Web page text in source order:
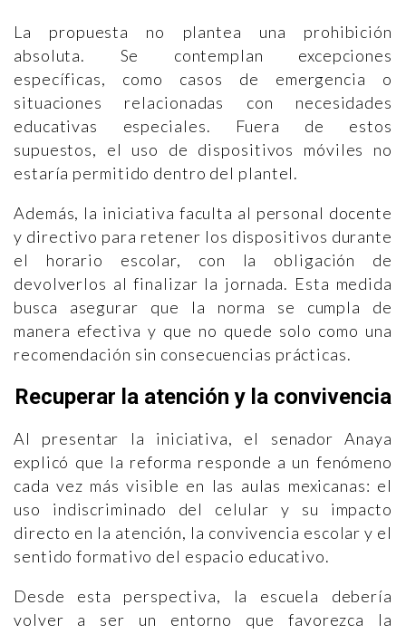
La propuesta no plantea una prohibición
absoluta. Se contemplan excepciones
específicas, como casos de emergencia o
situaciones relacionadas con necesidades
educativas especiales. Fuera de estos
supuestos, el uso de dispositivos móviles no
estaría permitido dentro del plantel.
Además, la iniciativa faculta al personal docente
y directivo para retener los dispositivos durante
el horario escolar, con la obligación de
devolverlos al finalizar la jornada. Esta medida
busca asegurar que la norma se cumpla de
manera efectiva y que no quede solo como una
recomendación sin consecuencias prácticas.
Recuperar la atención y la convivencia
Al presentar la iniciativa, el senador Anaya
explicó que la reforma responde a un fenómeno
cada vez más visible en las aulas mexicanas: el
uso indiscriminado del celular y su impacto
directo en la atención, la convivencia escolar y el
sentido formativo del espacio educativo.
Desde esta perspectiva, la escuela debería
volver a ser un entorno que favorezca la